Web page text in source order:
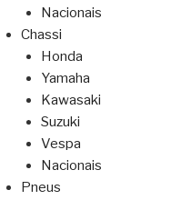
Nacionais
Chassi
Honda
Yamaha
Kawasaki
Suzuki
Vespa
Nacionais
Pneus